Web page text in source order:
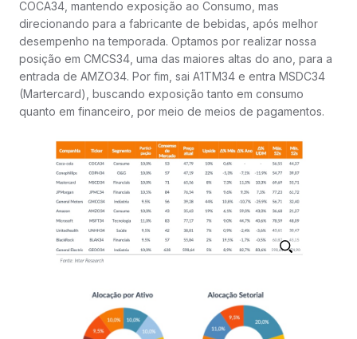
COCA34, mantendo exposição ao Consumo, mas
direcionando para a fabricante de bebidas, após melhor
desempenho na temporada. Optamos por realizar nossa
posição em CMCS34, uma das maiores altas do ano, para a
entrada de AMZO34. Por fim, sai A1TM34 e entra MSDC34
(Martercard), buscando exposição tanto em consumo
quanto em financeiro, por meio de meios de pagamentos.